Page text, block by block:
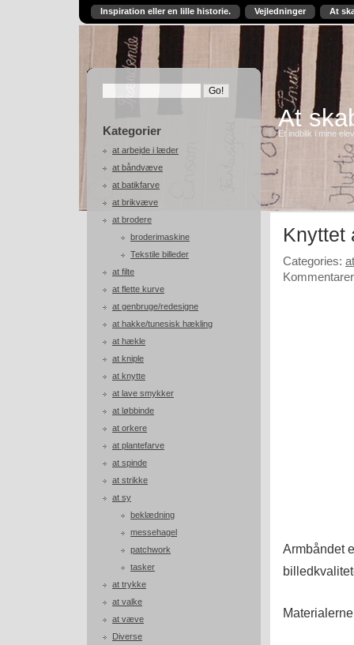
Inspiration eller en lille historie. Vejledninger At
Kategorier
at arbejde i læder
at båndvæve
at batikfarve
at brikvæve
at brodere
broderimaskine
Tekstile billeder
at filte
at flette kurve
at genbruge/redesigne
at hakke/tunesisk hækling
at hækle
at kniple
at knytte
at lave smykker
at løbbinde
at orkere
at plantefarve
at spinde
at strikke
at sy
beklædning
messehagel
patchwork
tasker
at trykke
at valke
at væve
Diverse
At
Et indblik i mine
Knyttet
Categories:
Armbåndet